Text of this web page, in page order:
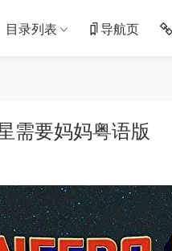
目录列表 导航页
需要妈妈粤语版